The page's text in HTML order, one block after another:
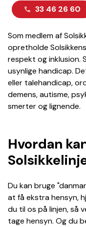
33 46 26 60
Som medlem af
opretholde
respekt og inklusion.
usynlige handicap.
eller talehandicap,
demens, autisme,
smerter og lignende.
Hvordan
Du kan bruge
at få ekstra hensyn,
du til os på linjen, så
tage hensyn. Og du